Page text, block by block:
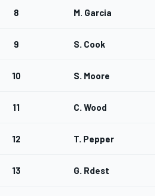
8 M. Garcia
9 S. Cook
10 S. Moore
11 C. Wood
12 T. Pepper
13 G. Rdest